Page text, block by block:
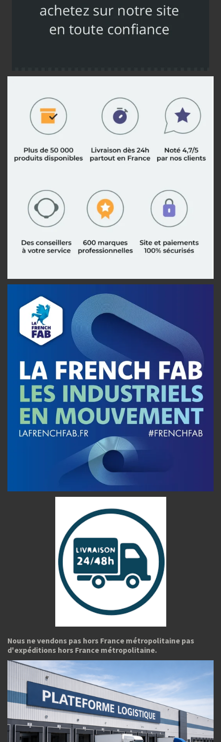
Nous ne vendons pas hors France métropolitaine pas
d'expéditions hors France métropolitaine.